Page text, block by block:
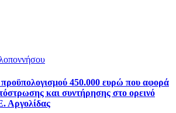
450.000 ευρώ που αφορά
και συντήρησης στο ορεινό
Αργολίδας